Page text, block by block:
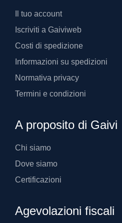
Il tuo account
Iscriviti a Gaiviweb
Costi di spedizione
Informazioni su spedizioni
Normativa privacy
Termini e condizioni
A proposito di Gaivi
Chi siamo
Dove siamo
Certificazioni
Agevolazioni fiscali